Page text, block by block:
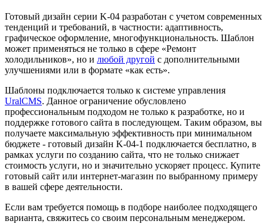
Готовый дизайн серии K-04 разработан с учетом современных
тенденций и требований, в частности: адаптивность,
графическое оформление, многофункциональность. Шаблон
может применяться не только в сфере «Ремонт
холодильников», но и любой другой с дополнительными
улучшениями или в формате «как есть».
Шаблоны подключается только к системе управления
UralCMS. Данное ограничение обусловлено
профессиональным подходом не только к разработке, но и
поддержке готового сайта в последующем. Таким образом, вы
получаете максимальную эффективность при минимальном
бюджете - готовый дизайн K-04-1 подключается бесплатно, в
рамках услуги по созданию сайта, что не только снижает
стоимость услуги, но и значительно ускоряет процесс. Купите
готовый сайт или интернет-магазин по выбранному примеру
в вашей сфере деятельности.
Если вам требуется помощь в подборе наиболее подходящего
варианта, свяжитесь со своим персональным менеджером.